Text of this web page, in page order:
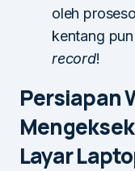
oleh
kentang
record!
Persiapan
Layar